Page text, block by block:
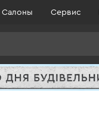
Салоны Сервис